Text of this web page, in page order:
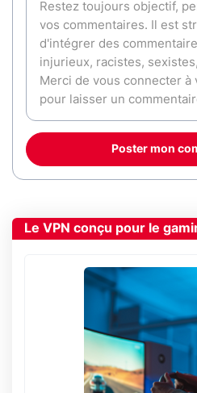
Poster mon
Le VPN conçu pour le